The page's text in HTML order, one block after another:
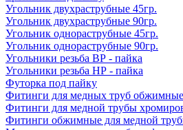
Угольник двухраструбные 45гр.
Угольник двухраструбные 90гр.
Угольник однораструбные 45гр.
Угольник однораструбные 90гр.
Угольники резьба ВР - пайка
Угольники резьба НР - пайка
Футорка под пайку
Фитинги для медных труб обжимные
Фитинги для медной трубы
Фитинги обжимные для медной